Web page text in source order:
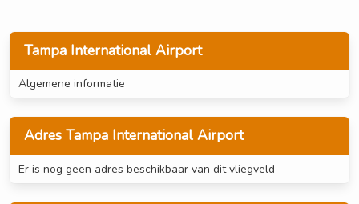
Tampa International Airport
Algemene informatie
Adres Tampa International Airport
Er is nog geen adres beschikbaar van dit vliegveld